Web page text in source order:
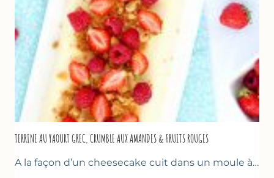
TERRINE AU YAOURT GREC, CRUMBLE AUX AMANDES & FRUITS ROUGES
A la façon d’un cheesecake cuit dans un moule à…